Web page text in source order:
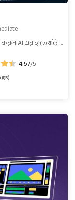
করুন!AI এর হাতেখড়ি …
4.57/5